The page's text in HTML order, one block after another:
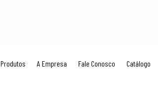
Produtos A Empresa Fale Conosco Catálogo